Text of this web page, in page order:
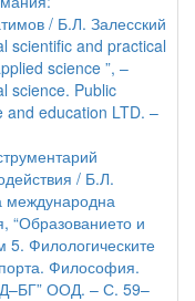
/ Б.Л. Залесский
scientific and practical
science ”, –
science. Public
and education LTD. –
/ Б.Л.
международна
“Образованието и
5. Филологическите
Философия.
ООД. – С. 59–